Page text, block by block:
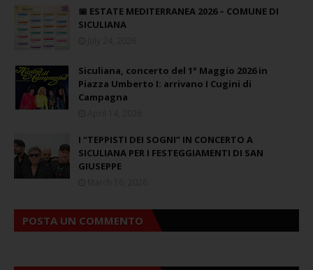
📅 ESTATE MEDITERRANEA 2026 – COMUNE DI
SICULIANA
Siculiana, concerto del 1° Maggio 2026 in
Piazza Umberto I: arrivano I Cugini di
Campagna
I “TEPPISTI DEI SOGNI” IN CONCERTO A
SICULIANA PER I FESTEGGIAMENTI DI SAN
GIUSEPPE
POSTA UN COMMENTO